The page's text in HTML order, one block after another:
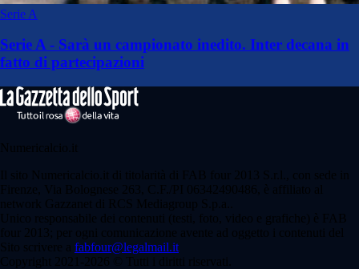
Serie A
Serie A - Sarà un campionato inedito. Inter decana in
fatto di partecipazioni
Numericalcio.it
Il sito Numericalcio.it di titolarità di FAB four 2013 S.r.l., con sede in
Firenze, Via Bolognese 263, C.F./PI 06342490486, è affiliato al
network Gazzanet di RCS Mediagroup S.p.a..
Unico responsabile dei contenuti (testi, foto, video e grafiche) è FAB
four 2013; per ogni comunicazione avente ad oggetto i contenuti del
Sito scrivere a fabfour@legalmail.it
Copyright 2021-2026 © Tutti i diritti riservati.